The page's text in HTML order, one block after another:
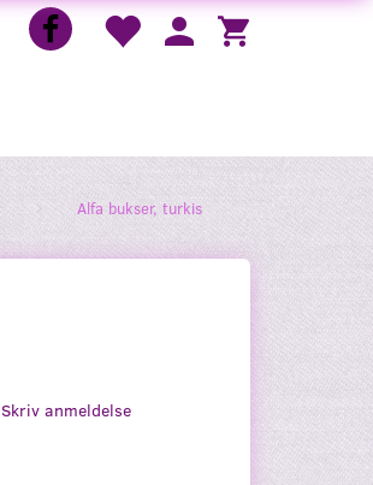
Alfa bukser, turkis
Skriv anmeldelse